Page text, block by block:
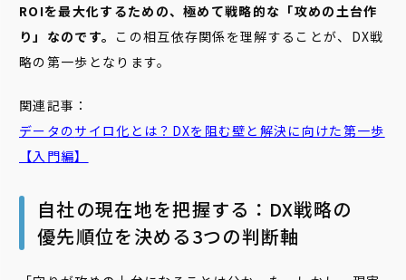
ROIを最大化するための、極めて戦略的な「攻めの土台作
り」なのです。 この相互依存関係を理解することが、DX戦
略の第一歩となります。
関連記事：
データ のサイロ化とは？DXを阻む壁と解決に向けた第一歩
【入門編】
自社の現在地を把握する：DX戦略の
優先順位を決める3つの判断軸